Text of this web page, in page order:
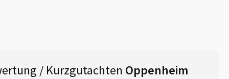
/ Kurzgutachten Oppenheim